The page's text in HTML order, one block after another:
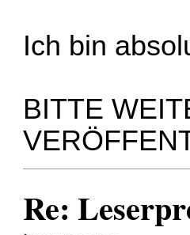
Ich bin
BITTE
Re: